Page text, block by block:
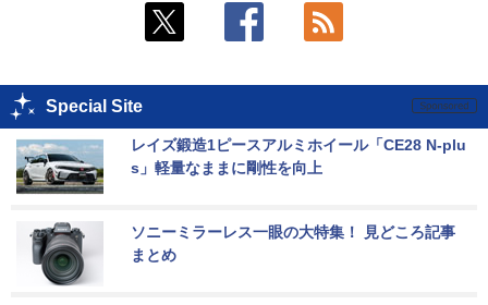
Special Site
レイズ鍛造1ピースアルミホイール「CE28 N-plu
s」軽量なままに剛性を向上
ソニーミラーレス一眼の大特集！ 見どころ記事
まとめ